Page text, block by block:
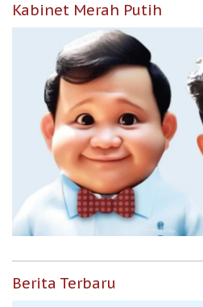
Kabinet Merah Putih
Berita Terbaru